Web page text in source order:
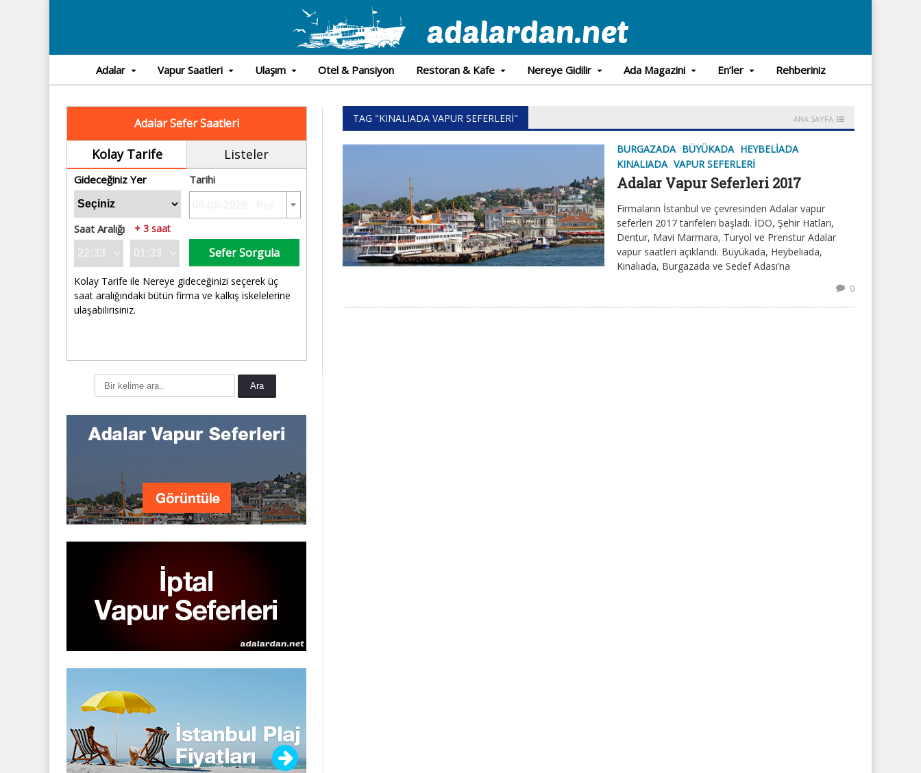
Adalar Vapur Saatleri Ulaşım Otel & Pansiyon Restoran & Kafe Nereye Gidilir Ada Magazini En’ler Rehberiniz
Adalar Sefer Saatleri
Kolay Tarife Listeler
Gideceğiniz Yer Tarihi
Saat Aralığı + 3 saat
Sefer Sorgula
Kolay Tarife ile Nereye gideceğinizi seçerek üç
saat aralığındaki bütün firma ve kalkış iskelelerine
ulaşabilirisiniz.
TAG "KINALIADA VAPUR SEFERLERI" ANA SAYFA
BURGAZADA BÜYÜKADA HEYBELIADA
KINALIADA VAPUR SEFERLERI
Adalar Vapur Seferleri 2017
Firmaların İstanbul ve çevresinden Adalar vapur
seferleri 2017 tarifeleri başladı. İDO, Şehir Hatları,
Dentur, Mavi Marmara, Turyol ve Prenstur Adalar
vapur saatleri açıklandı. Büyükada, Heybeliada,
Kınalıada, Burgazada ve Sedef Adası’na
0